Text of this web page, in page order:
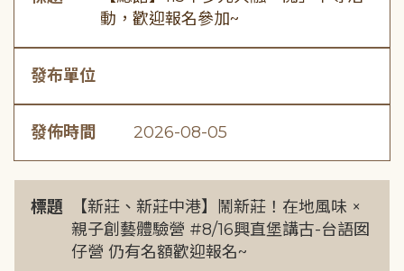
動，歡迎報名參加~
發布單位
發佈時間 2026-08-05
標題
【新莊、新莊中港】鬧新莊！在地風味 ×
親子創藝體驗營 #8/16興直堡講古-台語囡
仔營 仍有名額歡迎報名~